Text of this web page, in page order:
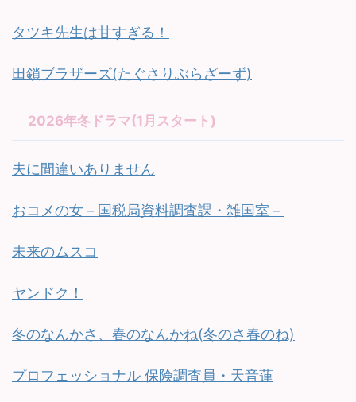
タツキ先生は甘すぎる！
田鎖ブラザーズ(たぐさりぶらざーず)
2026年冬ドラマ(1月スタート)
夫に間違いありません
おコメの女－国税局資料調査課・雑国室－
未来のムスコ
ヤンドク！
冬のなんかさ、春のなんかね(冬のさ春のね)
プロフェッショナル 保険調査員・天音蓮